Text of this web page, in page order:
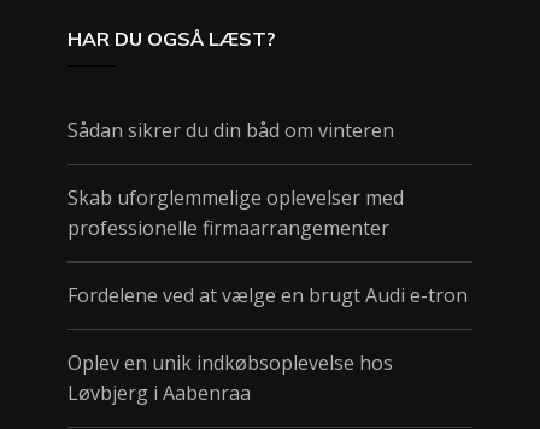
HAR DU OGSÅ LÆST?
Sådan sikrer du din båd om vinteren
Skab uforglemmelige oplevelser med
professionelle firmaarrangementer
Fordelene ved at vælge en brugt Audi e-tron
Oplev en unik indkøbsoplevelse hos
Løvbjerg i Aabenraa